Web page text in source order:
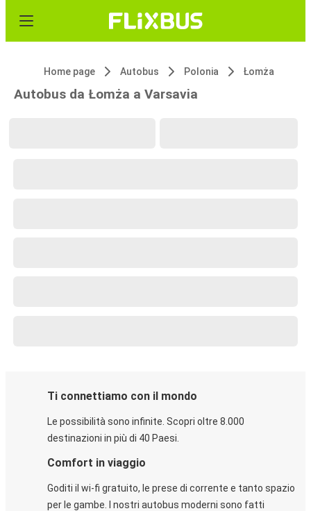
Home page Autobus Polonia Łomża
Autobus da Łomża a Varsavia
Ti connettiamo con il mondo
Le possibilità sono infinite. Scopri oltre 8.000
destinazioni in più di 40 Paesi.
Comfort in viaggio
Goditi il wi-fi gratuito, le prese di corrente e tanto spazio
per le gambe. I nostri autobus moderni sono fatti